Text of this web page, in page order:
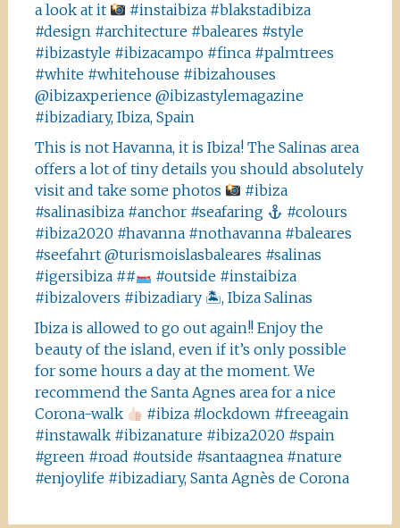
a look at it
#instaibiza #blakstadibiza
#design #architecture #baleares #style
#ibizastyle #ibizacampo #finca #palmtrees
#white #whitehouse #ibizahouses
@ibizaxperience @ibizastylemagazine
#ibizadiary, Ibiza, Spain
This is not Havanna, it is Ibiza! The Salinas area
offers a lot of tiny details you should absolutely
visit and take some photos
#ibiza
#salinasibiza #anchor #seafaring
#colours
#ibiza2020 #havanna #nothavanna #baleares
#seefahrt @turismoislasbaleares #salinas
#igersibiza ##
#outside #instaibiza
#ibizalovers #ibizadiary 🏝, Ibiza Salinas
Ibiza is allowed to go out again!! Enjoy the
beauty of the island, even if it’s only possible
for some hours a day at the moment. We
recommend the Santa Agnes area for a nice
Corona-walk
#ibiza #lockdown #freeagain
#instawalk #ibizanature #ibiza2020 #spain
#green #road #outside #santaagnea #nature
#enjoylife #ibizadiary, Santa Agnès de Corona